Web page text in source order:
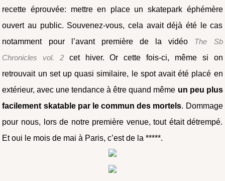
recette éprouvée: mettre en place un skatepark éphémère
ouvert au public. Souvenez-vous, cela avait déjà été le cas
notamment pour l’avant première de la vidéo The Sb
Chronicles vol. 2 cet hiver. Or cette fois-ci, même si on
retrouvait un set up quasi similaire, le spot avait été placé en
extérieur, avec une tendance à être quand même un peu plus
facilement skatable par le commun des mortels. Dommage
pour nous, lors de notre première venue, tout était détrempé.
Et oui le mois de mai à Paris, c’est de la *****.